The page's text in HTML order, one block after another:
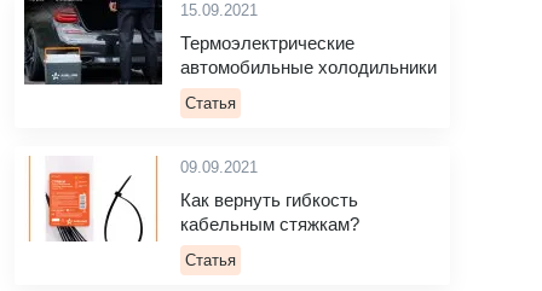
15.09.2021
Термоэлектрические
автомобильные холодильники
Статья
09.09.2021
Как вернуть гибкость
кабельным стяжкам?
Статья